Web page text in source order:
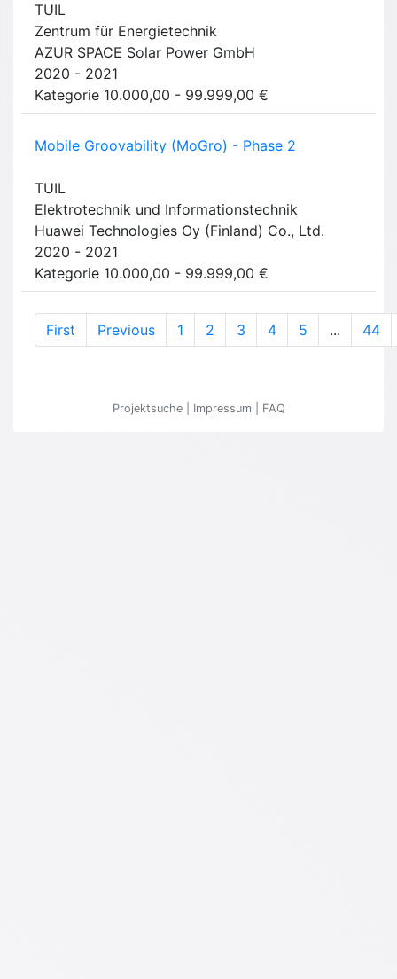
TUIL
Zentrum für Energietechnik
AZUR SPACE Solar Power GmbH
2020 - 2021
Kategorie 10.000,00 - 99.999,00 €
Mobile Groovability (MoGro) - Phase 2
TUIL
Elektrotechnik und Informationstechnik
Huawei Technologies Oy (Finland) Co., Ltd.
2020 - 2021
Kategorie 10.000,00 - 99.999,00 €
First Previous 1 2 3 4 5 ... 44
Projektsuche Impressum FAQ